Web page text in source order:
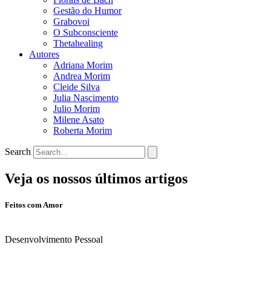
Gestão do Humor
Grabovoi
O Subconsciente
Thetahealing
Autores
Adriana Morim
Andrea Morim
Cleide Silva
Julia Nascimento
Julio Morim
Milene Asato
Roberta Morim
Search
Veja os nossos últimos artigos
Feitos com Amor
Desenvolvimento Pessoal